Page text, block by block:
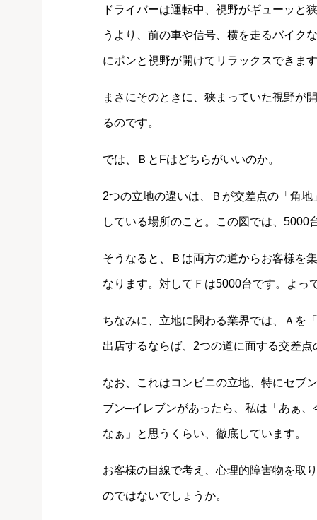
ドライバーは運転中、視野がギューッと
うより、前の車や信号、横を走るバイク
にポンと視野が開けてリラックスできま
まさにそのときに、狭まっていた視野が
るのです。
では、ＢとFはどちらがいいのか。
2つの立地の違いは、Ｂが交差点の「角
している場所のこと。この図では、5000
そうなると、Ｂは両方の道からお客様を
なります。対してＦは5000台です。よっ
ちなみに、立地に関わる業界では、Ａを
出店するならば、2つの道に面する交差
なお、これはコンビニの立地、特にセブ
ブン‒イレブンがあったら、私は「あぁ
なぁ」と思うくらい、徹底しています。
お客様の目線で考え、心理的障害物を取
のではないでしょうか。